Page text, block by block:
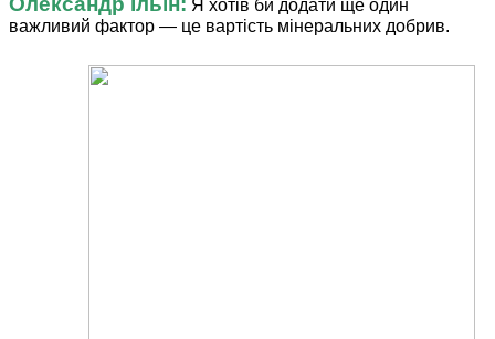
Я хотів би додати ще один
важливий фактор — це вартість мінеральних добрив.